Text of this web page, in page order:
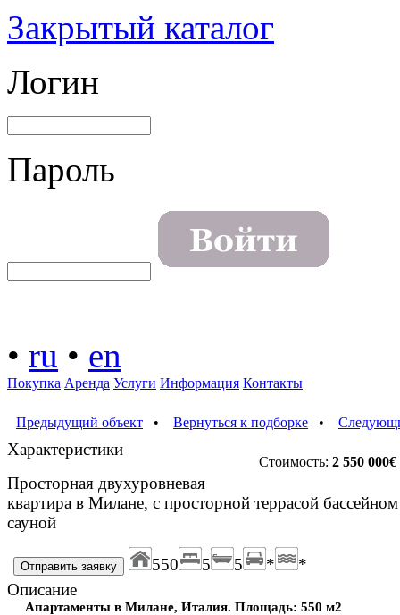
Закрытый каталог
Логин
Пароль
• ru • en
Покупка Аренда Услуги Информация Контакты
Предыдущий объект • Вернуться к подборке •
Стоимость: 2 550 000€
Характеристики
Просторная двухуровневая
квартира в Милане, с просторной террасой
сауной
550 5 5 *
*
Описание
Апартаменты в Милане, Италия. Площадь: 550 м2